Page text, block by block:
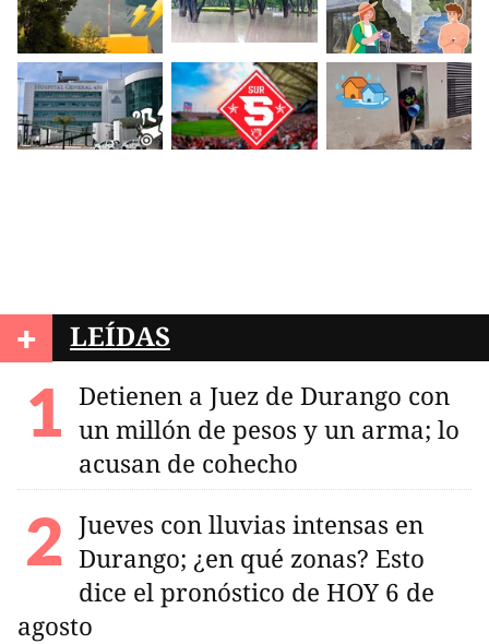
+ LEÍDAS
Detienen a Juez de Durango con
un millón de pesos y un arma; lo
acusan de cohecho
Jueves con lluvias intensas en
Durango; ¿en qué zonas? Esto
dice el pronóstico de HOY 6 de
agosto